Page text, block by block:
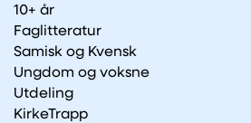
10+ år
Faglitteratur
Samisk og Kvensk
Ungdom og voksne
Utdeling
KirkeTrapp